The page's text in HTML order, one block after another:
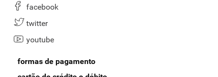
facebook
twitter
youtube
formas de pagamento